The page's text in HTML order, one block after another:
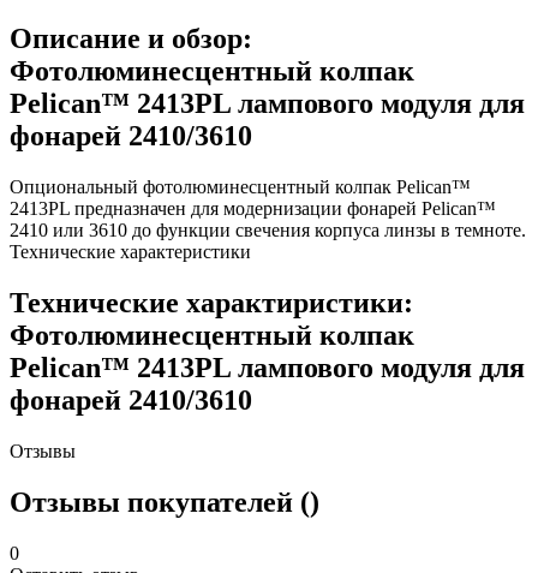
Описание и обзор:
Фотолюминесцентный колпак
Pelican™ 2413PL лампового модуля для
фонарей 2410/3610
Опциональный фотолюминесцентный колпак Pelican™
2413PL предназначен для модернизации фонарей Pelican™
2410 или 3610 до функции свечения корпуса линзы в темноте.
Технические характеристики
Технические характиристики:
Фотолюминесцентный колпак
Pelican™ 2413PL лампового модуля для
фонарей 2410/3610
Отзывы
Отзывы покупателей ()
0